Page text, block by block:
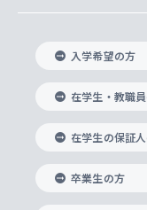
経済学部
外国語学部
総合グロー
キリスト
身体知
思考と表現
データサイ
言語教育
上智大学の
グローバ
上智大学で
海外で学ぶ
学びのサポ
大学院
神学研究科
助産学専攻科
国際言語
グローバル
比較文化研
知的財産
研究支援制度
重点領域研
研究活動に
課外教育
ボランテ
グローバル
学生の相談
心身の健康
ハラスメ
キャリア形成
キャリア
住まいのサ
入れの方針）
科目等履修生
研究生・外
交換留学生(
理事長・学
学長・副
上智大学の
上智大学の
上智大学
グローバルエ
上智大学
上智大学公
入学希望の方
在学生・教職
在学生の保証
卒業生の方